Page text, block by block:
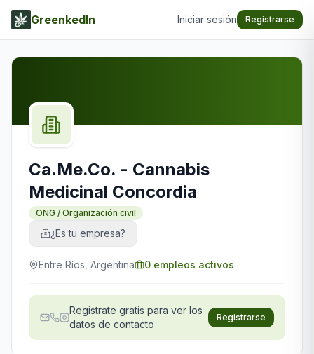
GreenkedIn Iniciar sesión Registrarse
Ca.Me.Co. - Cannabis
Medicinal Concordia
ONG / Organización civil
¿Es tu empresa?
Entre Ríos, Argentina 0 empleos activos
Registrate gratis para ver los
datos de contacto
Registrarse